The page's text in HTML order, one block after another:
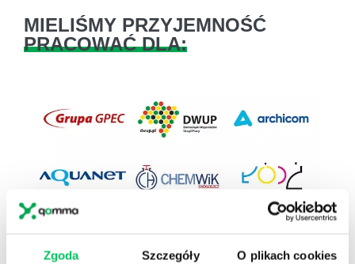
Zgoda Szczegóły O plikach cookies
MIELIŚMY PRZYJEMNOŚĆ
PRACOWAĆ DLA:
Previous Next